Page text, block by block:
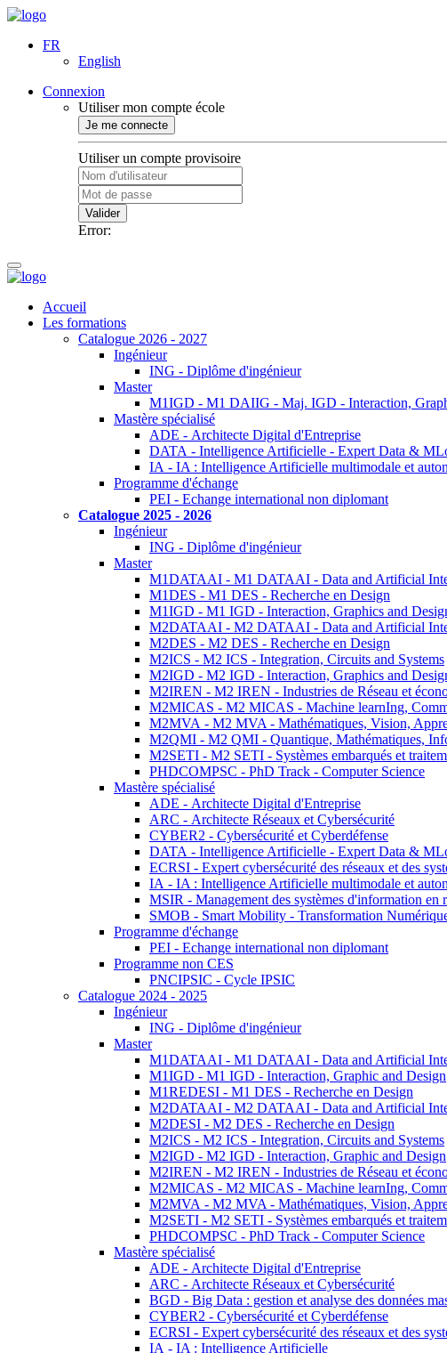
FR
English
Connexion
Utiliser mon compte école
Je me connecte
Utiliser un compte provisoire
Valider
Error:
Accueil
Les formations
Catalogue 2026 - 2027
Ingénieur
ING - Diplôme d'ingénieur
Master
M1IGD - M1 DAIIG - Maj. IGD - Interaction,
Mastère spécialisé
ADE - Architecte Digital d'Entreprise
DATA - Intelligence Artificielle - Expert Data &
IA - IA : Intelligence Artificielle multimodale et
Programme d'échange
PEI - Echange international non diplomant
Catalogue 2025 - 2026
Ingénieur
ING - Diplôme d'ingénieur
Master
M1DATAAI - M1 DATAAI - Data and Artificial
M1DES - M1 DES - Recherche en Design
M1IGD - M1 IGD - Interaction, Graphics and
M2DATAAI - M2 DATAAI - Data and Artificial
M2DES - M2 DES - Recherche en Design
M2ICS - M2 ICS - Integration, Circuits and Systems
M2IGD - M2 IGD - Interaction, Graphics and
M2IREN - M2 IREN - Industries de Réseau et
M2MICAS - M2 MICAS - Machine learnIng,
M2MVA - M2 MVA - Mathématiques, Vision,
M2QMI - M2 QMI - Quantique, Mathématiques,
M2SETI - M2 SETI - Systèmes embarqués et
PHDCOMPSC - PhD Track - Computer Science
Mastère spécialisé
ADE - Architecte Digital d'Entreprise
ARC - Architecte Réseaux et Cybersécurité
CYBER2 - Cybersécurité et Cyberdéfense
DATA - Intelligence Artificielle - Expert Data &
ECRSI - Expert cybersécurité des réseaux et des
IA - IA : Intelligence Artificielle multimodale et
MSIR - Management des systèmes d'information en
SMOB - Smart Mobility - Transformation
Programme d'échange
PEI - Echange international non diplomant
Programme non CES
PNCIPSIC - Cycle IPSIC
Catalogue 2024 - 2025
Ingénieur
ING - Diplôme d'ingénieur
Master
M1DATAAI - M1 DATAAI - Data and Artificial
M1IGD - M1 IGD - Interaction, Graphic and Design
M1REDESI - M1 DES - Recherche en Design
M2DATAAI - M2 DATAAI - Data and Artificial
M2DESI - M2 DES - Recherche en Design
M2ICS - M2 ICS - Integration, Circuits and Systems
M2IGD - M2 IGD - Interaction, Graphic and Design
M2IREN - M2 IREN - Industries de Réseau et
M2MICAS - M2 MICAS - Machine learnIng,
M2MVA - M2 MVA - Mathématiques, Vision,
M2SETI - M2 SETI - Systèmes embarqués et
PHDCOMPSC - PhD Track - Computer Science
Mastère spécialisé
ADE - Architecte Digital d'Entreprise
ARC - Architecte Réseaux et Cybersécurité
BGD - Big Data : gestion et analyse des données
CYBER2 - Cybersécurité et Cyberdéfense
ECRSI - Expert cybersécurité des réseaux et des
IA - IA : Intelligence Artificielle